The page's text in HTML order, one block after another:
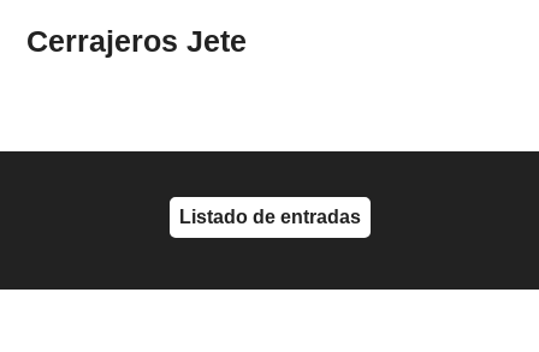
Cerrajeros Jete
Listado de entradas